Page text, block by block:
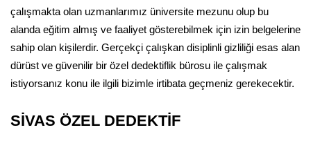
çalışmakta olan uzmanlarımız üniversite mezunu olup bu
alanda eğitim almış ve faaliyet gösterebilmek için izin belgelerine
sahip olan kişilerdir. Gerçekçi çalışkan disiplinli gizliliği esas alan
dürüst ve güvenilir bir özel dedektiflik bürosu ile çalışmak
istiyorsanız konu ile ilgili bizimle irtibata geçmeniz gerekecektir.
SİVAS ÖZEL DEDEKTİF